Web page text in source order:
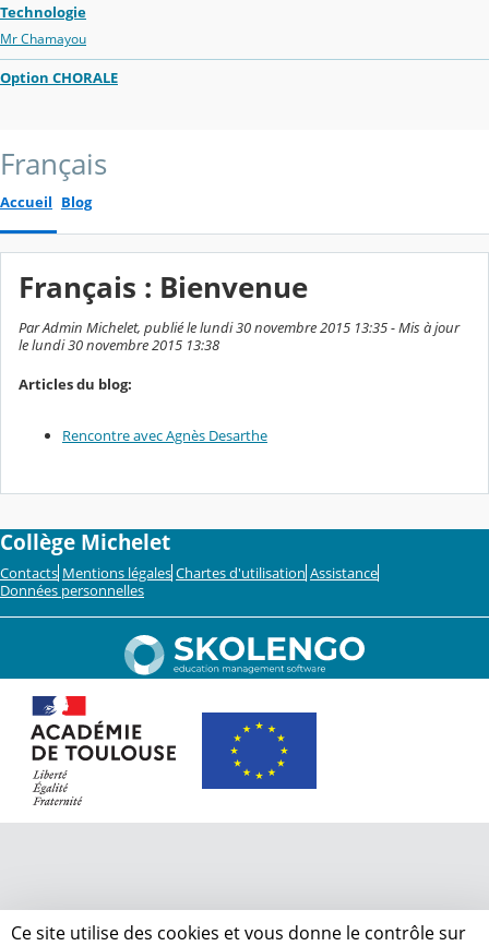
Technologie
Mr Chamayou
Option CHORALE
Français
Accueil Blog
Français : Bienvenue
Par Admin Michelet, publié le lundi 30 novembre 2015 13:35 - Mis à jour
le lundi 30 novembre 2015 13:38
Articles du blog:
Rencontre avec Agnès Desarthe
Collège Michelet
Contacts Mentions légales Chartes d'utilisation Assistance
Données personnelles
Ce site utilise des cookies et vous donne le contrôle sur